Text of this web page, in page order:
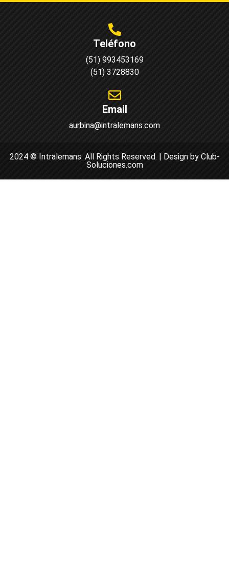
Teléfono
(51) 993453169
(51) 3728830
Email
aurbina@intralemans.com
2024 © Intralemans. All Rights Reserved. | Design by Club-
Soluciones.com